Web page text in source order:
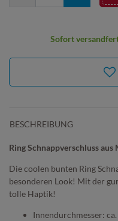
Sofort
BESCHREIBUNG
Ring Schnappverschluss aus
Die coolen bunten Ring
besonderen Look! Mit der
tolle Haptik!
Innendurchmesser: